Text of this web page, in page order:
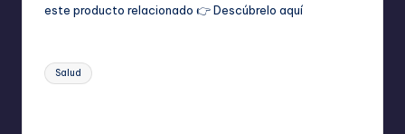
este producto relacionado 👉Descúbrelo aquí
Etiquetas:
Salud